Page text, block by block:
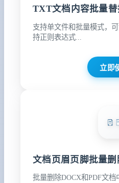
TXT文档内容批量
支持单文件和批量模式，
持正则表达式...
立即
文档页眉页脚批量删
批量删除DOCX和PDF文